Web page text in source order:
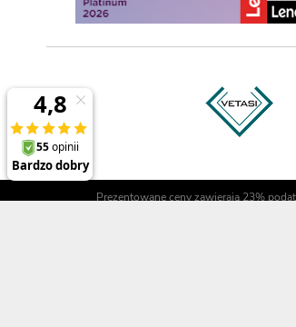
Prezentowane ceny zawierają 23%